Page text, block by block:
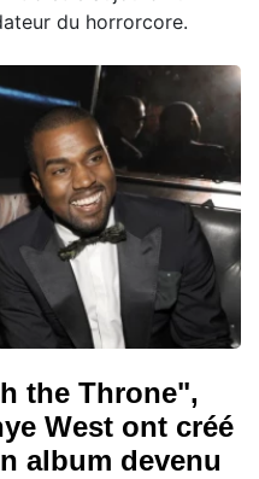
du horrorcore.
the Throne",
West ont créé
album devenu